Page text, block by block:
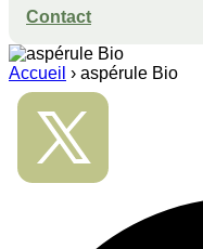
Contact
Accueil › aspérule Bio